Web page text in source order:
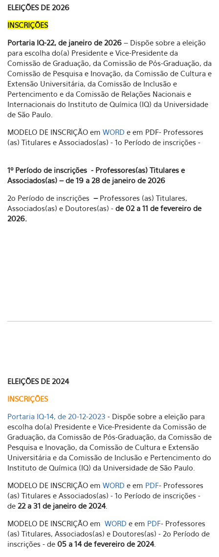
ELEIÇÕES DE 2026
INSCRIÇÕES
Portaria IQ-22, de janeiro de 2026 – Dispõe sobre a eleição
para escolha do(a) Presidente e Vice-Presidente da
Comissão de Graduação, da Comissão de Pós-Graduação, da
Comissão de Pesquisa e Inovação, da Comissão de Cultura e
Extensão Universitária, da Comissão de Inclusão e
Pertencimento e da Comissão de Relações Nacionais e
Internacionais do Instituto de Química (IQ) da Universidade
de São Paulo.
MODELO DE INSCRIÇÃO em WORD e em PDF- Professores
(as) Titulares e Associados(as) - 1o Período de inscrições -
1º Período de inscrições - Professores(as) Titulares e
Associados(as) – de 19 a 28 de janeiro de 2026
2o Período de inscrições – Professores (as) Titulares,
Associados(as) e Doutores(as) - de 02 a 11 de fevereiro de
2026.
ELEIÇÕES DE 2024
INSCRIÇÕES
Portaria IQ-14, de 20-12-2023 - Dispõe sobre a eleição para
escolha do(a) Presidente e Vice-Presidente da Comissão de
Graduação, da Comissão de Pós-Graduação, da Comissão de
Pesquisa e Inovação, da Comissão de Cultura e Extensão
Universitária e da Comissão de Inclusão e Pertencimento do
Instituto de Química (IQ) da Universidade de São Paulo.
MODELO DE INSCRIÇÃO em WORD e em PDF- Professores
(as) Titulares e Associados(as) - 1o Período de inscrições -
de 22 a 31 de janeiro de 2024.
MODELO DE INSCRIÇÃO em WORD e em PDF- Professores
(as) Titulares, Associados(as) e Doutores(as) - 2o Período de
inscrições - de 05 a 14 de fevereiro de 2024.